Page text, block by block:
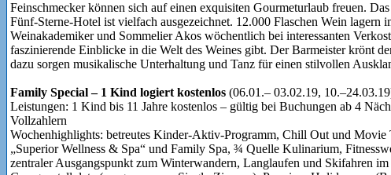
Feinschmecker können sich auf einen exquisiten Gourmeturlaub freuen.
Fünf-Sterne-Hotel ist vielfach ausgezeichnet. 12.000 Flaschen Wein
Weinakademiker und Sommelier Akos wöchentlich bei interessanten
faszinierende Einblicke in die Welt des Weines gibt. Der Barmeister krönt
dazu sorgen musikalische Unterhaltung und Tanz für einen stilvollen
Family Special – 1 Kind logiert kostenlos (06.01.– 03.02.19,
Leistungen: 1 Kind bis 11 Jahre kostenlos – gültig bei Buchungen ab 4
Vollzahlern
Wochenhighlights: betreutes Kinder-Aktiv-Programm, Chill Out und Movie
„Superior Wellness & Spa“ und Family Spa, ¾ Quelle Kulinarium,
zentraler Ausgangspunkt zum Winterwandern, Langlaufen und Skifahren im